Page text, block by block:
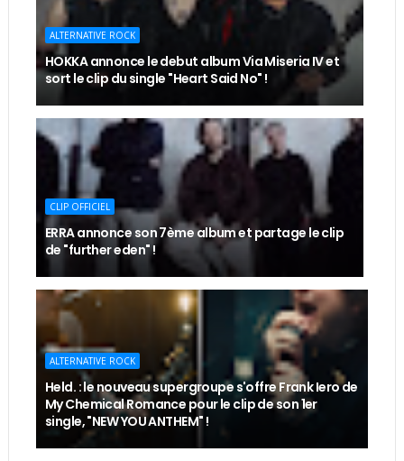
ALTERNATIVE ROCK
HOKKA annonce le debut album Via Miseria IV et
sort le clip du single "Heart Said No" !
CLIP OFFICIEL
ERRA annonce son 7ème album et partage le clip
de "further eden" !
ALTERNATIVE ROCK
Held. : le nouveau supergroupe s'offre Frank Iero de
My Chemical Romance pour le clip de son 1er
single, "NEW YOU ANTHEM" !